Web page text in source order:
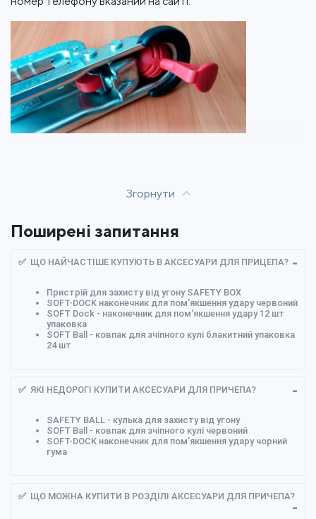
Згорнути
Поширені запитання
✅ ЩО НАЙЧАСТІШЕ КУПУЮТЬ В АКСЕСУАРИ ДЛЯ ПРИЦЕПА?
Пристрій для захисту від угону SAFETY BOX
SOFT-DOCK наконечник для пом'якшення удару червоний
SOFT Dock - наконечник для пом'якшення удару 12 шт
упаковка
SOFT Ball - ковпак для зчіпного кулі блакитний упаковка
24 шт
✅ ЯКІ НЕДОРОГІ КУПИТИ АКСЕСУАРИ ДЛЯ ПРИЧЕПА?
SAFETY BALL - кулька для захисту від угону
SOFT Ball - ковпак для зчіпного кулі червоний
SOFT-DOCK наконечник для пом'якшення удару чорний
гума
✅ ЩО МОЖНА КУПИТИ В РОЗДІЛІ АКСЕСУАРИ ДЛЯ ПРИЧЕПА?